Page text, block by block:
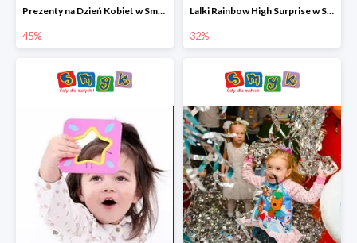
Prezenty na Dzień Kobiet w Smyku do -45%
45%
Lalki Rainbow High Surprise w Smyku do -35%
32%